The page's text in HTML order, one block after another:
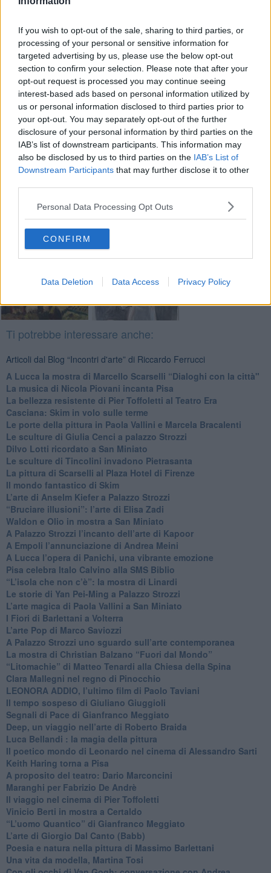
If you wish to opt-out of the sale, sharing to third parties, or
processing of your personal or sensitive information for
targeted advertising by us, please use the below opt-out
section to confirm your selection. Please note that after your
opt-out request is processed you may continue seeing
interest-based ads based on personal information utilized by
us or personal information disclosed to third parties prior to
your opt-out. You may separately opt-out of the further
disclosure of your personal information by third parties on the
IAB’s list of downstream participants. This information may
also be disclosed by us to third parties on the IAB’s List of
Downstream Participants that may further disclose it to other
Personal Data Processing Opt Outs
CONFIRM
Data Deletion Data Access Privacy Policy
Paloscia, Alessandro Parronchi, Aglauco Casadio, Fernando
Prattichizzo, Valerio Vallini, Marco Moretti, Carlo Pedretti e tanti
altri.
Riccardo Ferrucci
Riccardo Ferrucci
Se vuoi leggere le notizie principali della Toscana iscriviti alla
Newsletter QUInews - ToscanaMedia.Arriva gratis tutti i giorni
Basta cliccareQUI
Fotogallery
Ti potrebbe interessare anche:
Articoli dal Blog “Incontri d'arte” di Riccardo Ferrucci
A Lucca la mostra di Marcello Scarselli “Dialoghi con la città"
​La musica di Nicola Piovani incanta Pisa
​La bellezza resistente di Pier Toffoletti al Teatro Era
​Casciana: Skim in volo sulle terme
​Le porte della pittura in Paola Vallini e Marcela Bracalenti
​Le sculture di Giulia Cenci a palazzo Strozzi
​Dilvo Lotti ricordato a San Miniato
​Le sculture di Tincolini invadono Pietrasanta
La pittura di Scarselli al Plaza Hotel di Firenze
​Il mondo fantastico di Skim
​L’arte di Anselm Kiefer a Palazzo Strozzi
​“Bruciare illusioni”: l’arte di Elisa Zadi
​Waldon e Olio in mostra a San Miniato
​A Palazzo Strozzi l’incanto dell’arte di Kapoor
​A Empoli l’annunciazione di Andrea Meini
A Lucca l’opera di Panichi, una vibrante emozione
Pisa celebra Italo Calvino alla SMS Biblio
“L’isola che non c’è”: la mostra di Linardi
​Le storie di Yan Pei-Ming a Palazzo Strozzi
​L’arte magica di Paola Vallini a San Miniato
​I Fiori di Barlettani a Volterra
​L’arte Pop di Marco Saviozzi
​A Palazzo Strozzi uno sguardo sull’arte contemporanea
La mostra di Christian Balzano “Fuori dal Mondo”
​“Litomachie” di Matteo Tenardi alla Chiesa della Spina
​Clara Mallegni nel regno di Pinocchio
​LEONORA ADDIO, l’ultimo film di Paolo Taviani
Il tempo sospeso di Giuliano Giuggioli
Segnali di Pace di Gianfranco Meggiato
​Deep, un viaggio nell’arte di Roberto Braida
​Luca Bellandi : la magia della pittura
​Il poetico mondo di Leonardo nel cinema di Alessandro Sarti
​Keith Haring torna a Pisa
​A proposito del teatro: Dario Marconcini
Maranghi per Fabrizio De Andrè
​Il viaggio nel cinema di Pier Toffoletti
Vinicio Berti in mostra a Certaldo
“L’uomo Quantico” di Gianfranco Meggiato
​L’arte di Giorgio Dal Canto (Babb)
Poesia e natura nella pittura di Massimo Barlettani
Una vita da modella, Martina Tosi